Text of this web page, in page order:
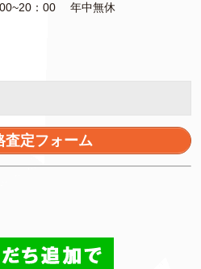
：00 年中無休
査定フォーム